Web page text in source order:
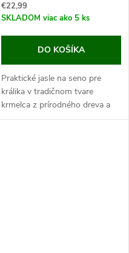
€22,99
SKLADOM viac ako 5 ks
DO KOŠÍKA
Praktické jasle na seno pre
králika v tradičnom tvare
krmelca z prírodného dreva a
ochrannou strieškou s